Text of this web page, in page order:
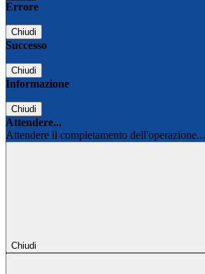
Errore
Chiudi
Successo
Chiudi
Informazione
Chiudi
Attendere...
Attendere il completamento dell'operazione...
Chiudi